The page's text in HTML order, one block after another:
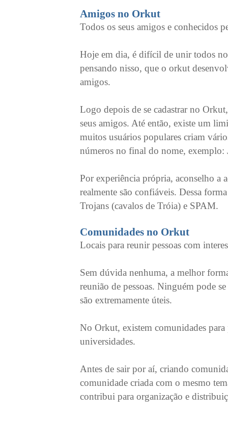
Amigos no Orkut
Todos os seus amigos e conhecidos
Hoje em dia, é difícil de unir todos
pensando nisso, que o orkut
amigos.
Logo depois de se cadastrar no
seus amigos. Até então, existe um
muitos usuários populares criam
números no final do nome, exemplo:
Por experiência própria, aconselho a
realmente são confiáveis. Dessa
Trojans (cavalos de Tróia) e SPAM.
Comunidades no Orkut
Locais para reunir pessoas com
Sem dúvida nenhuma, a melhor
reunião de pessoas. Ninguém pode
são extremamente úteis.
No Orkut, existem comunidades
universidades.
Antes de sair por aí, criando
comunidade criada com o mesmo
contribui para organização e